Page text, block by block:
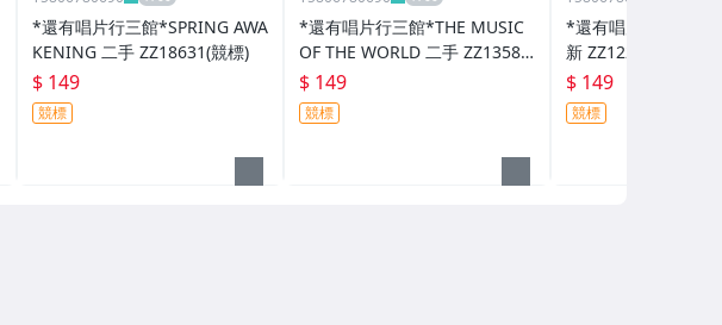
*還有唱片行三館*SPRING AWA
KENING 二手 ZZ18631(競標)
$ 149
競標
*還有唱片行三館*THE MUSIC
OF THE WORLD 二手 ZZ13588
(競標)
$ 149
競標
*還有唱片行三館*夏
新 ZZ12277(競標)
$ 149
競標